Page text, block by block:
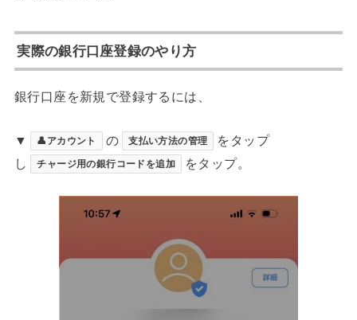
実際の銀行口座登録のやり方
銀行口座を新規で登録するには、
▼ 👤アカウント の 支払い方法の管理
をタップ
し
チャージ用の銀行コードを追加 をタップ。